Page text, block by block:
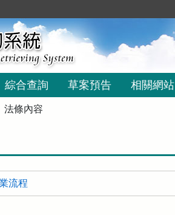
綜合查詢 草案預告 相關網站
法條內容
流程